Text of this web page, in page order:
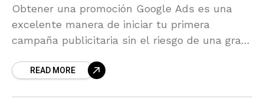
Obtener una promoción Google Ads es una
excelente manera de iniciar tu primera
campaña publicitaria sin el riesgo de una gran
READ MORE